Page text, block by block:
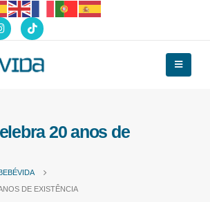
20 anos de
DE EXISTÊNCIA